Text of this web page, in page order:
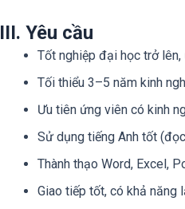
III. Yêu cầu
Tốt nghiệp đại học trở lên,
Tối thiểu 3–5 năm kinh
Ưu tiên ứng viên có kinh
Sử dụng tiếng Anh tốt
Thành thạo Word, Excel,
Giao tiếp tốt, có khả năng